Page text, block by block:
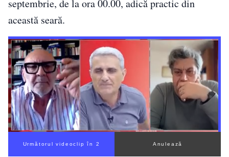
septembrie, de la ora 00.00, adică practic din
această seară.
Următorul videoclip în 1 Anulează